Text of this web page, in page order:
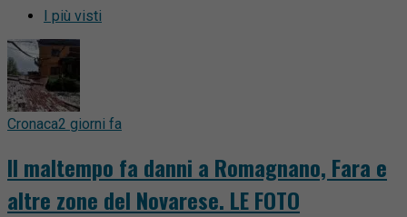
I più visti
Cronaca2 giorni fa
Il maltempo fa danni a Romagnano, Fara e
altre zone del Novarese. LE FOTO